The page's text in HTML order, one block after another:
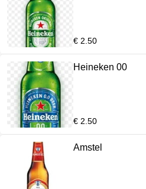
€ 2.50
Heineken 00
€ 2.50
Amstel